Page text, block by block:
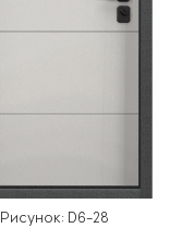
Рисунок: D6-28